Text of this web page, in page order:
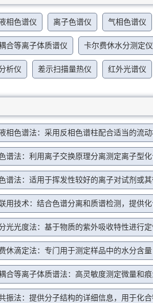
相色谱仪 离子色谱仪 气相色谱仪
合等离子体质谱仪 卡尔费休水分测定仪
析仪 差示扫描量热仪 红外光谱仪
相色谱法：采用反相色谱柱配合适当的流
谱法：利用离子交换原理分离测定离子型
谱法：适用于挥发性较好的离子对试剂或
用技术：结合色谱分离和质谱检测，提供
光光度法：基于物质的紫外吸收特性进行
休滴定法：专门用于测定样品中的水分含量
合等离子体质谱法：高灵敏度测定微量和
振法：提供分子结构的详细信息，用于化